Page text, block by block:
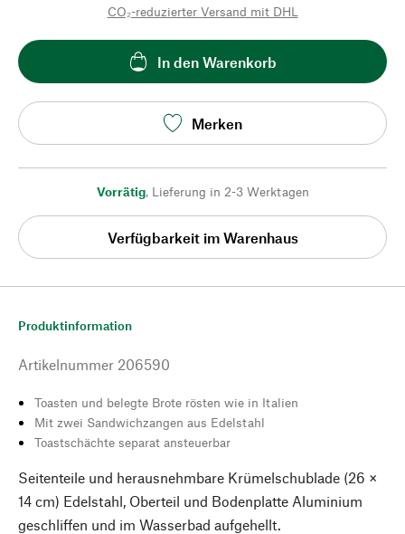
CO₂-reduzierter Versand mit DHL
In den Warenkorb
Merken
Vorrätig, Lieferung in 2-3 Werktagen
Verfügbarkeit im Warenhaus
Produktinformation
Artikelnummer 206590
Toasten und belegte Brote rösten wie in Italien
Mit zwei Sandwichzangen aus Edelstahl
Toastschächte separat ansteuerbar
Seitenteile und herausnehmbare Krümelschublade (26 ×
14 cm) Edelstahl, Oberteil und Bodenplatte Aluminium
geschliffen und im Wasserbad aufgehellt.